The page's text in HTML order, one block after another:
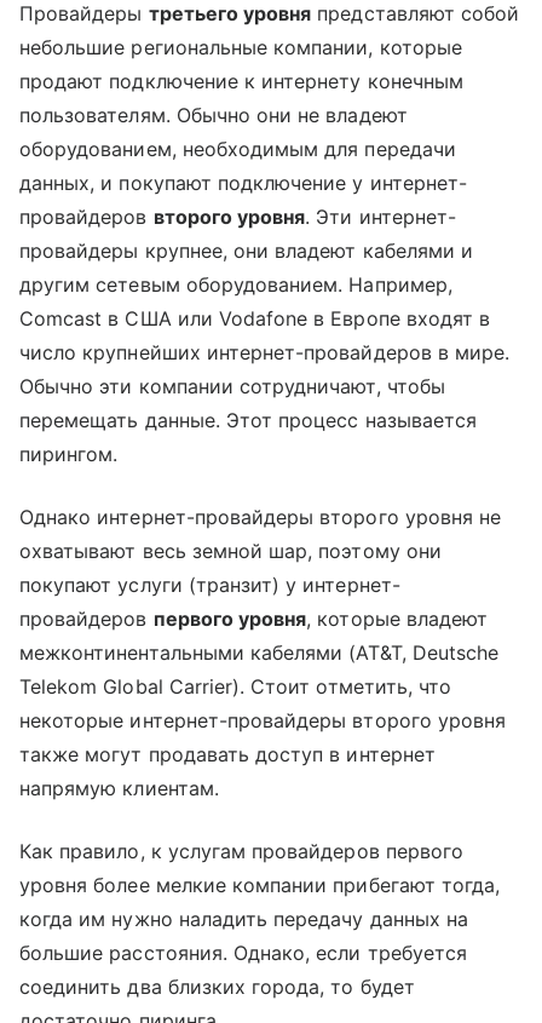
Провайдеры третьего уровня представляют собой
небольшие региональные компании, которые
продают подключение к интернету конечным
пользователям. Обычно они не владеют
оборудованием, необходимым для передачи
данных, и покупают подключение у интернет-
провайдеров второго уровня. Эти интернет-
провайдеры крупнее, они владеют кабелями и
другим сетевым оборудованием. Например,
Comcast в США или Vodafone в Европе входят в
число крупнейших интернет-провайдеров в мире.
Обычно эти компании сотрудничают, чтобы
перемещать данные. Этот процесс называется
пирингом.
Однако интернет-провайдеры второго уровня не
охватывают весь земной шар, поэтому они
покупают услуги (транзит) у интернет-
провайдеров первого уровня, которые владеют
межконтинентальными кабелями (AT&T, Deutsche
Telekom Global Carrier). Стоит отметить, что
некоторые интернет-провайдеры второго уровня
также могут продавать доступ в интернет
напрямую клиентам.
Как правило, к услугам провайдеров первого
уровня более мелкие компании прибегают тогда,
когда им нужно наладить передачу данных на
большие расстояния. Однако, если требуется
соединить два близких города, то будет